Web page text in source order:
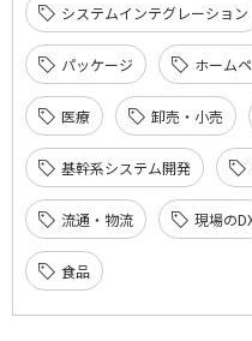
システムインテグレーション
パッケージ ホーム
医療 卸売・小売
基幹系システム開発
流通・物流 現場の
食品